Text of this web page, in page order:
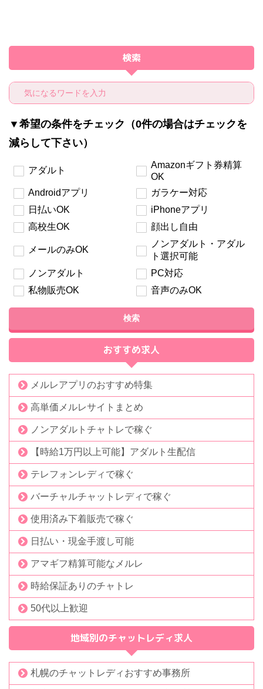
検索
▼希望の条件をチェック（0件の場合はチェックを
減らして下さい）
アダルト
Amazonギフト券精算
OK
Androidアプリ
ガラケー対応
日払いOK
iPhoneアプリ
高校生OK
顔出し自由
メールのみOK
ノンアダルト・アダル
ト選択可能
ノンアダルト
PC対応
私物販売OK
音声のみOK
検索
おすすめ求人
メルレアプリのおすすめ特集
高単価メルレサイトまとめ
ノンアダルトチャトレで稼ぐ
【時給1万円以上可能】アダルト生配信
テレフォンレディで稼ぐ
バーチャルチャットレディで稼ぐ
使用済み下着販売で稼ぐ
日払い・現金手渡し可能
アマギフ精算可能なメルレ
時給保証ありのチャトレ
50代以上歓迎
地域別のチャットレディ求人
札幌のチャットレディおすすめ事務所